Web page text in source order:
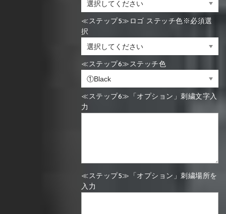
≪ステップ5≫ロゴ ステッチ色※必須選
択
≪ステップ6≫ステッチ色
≪ステップ6≫「オプション」刺繍文字入
力
≪ステップ5≫「オプション」刺繍場所を
入力